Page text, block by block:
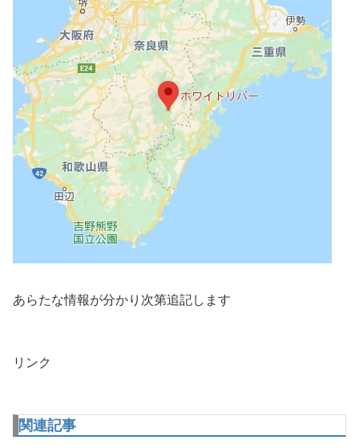
あらたな情報が分かり次第追記します
リンク
関連記事